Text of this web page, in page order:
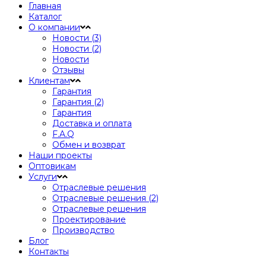
Главная
Каталог
О компании
Новости (3)
Новости (2)
Новости
Отзывы
Клиентам
Гарантия
Гарантия (2)
Гарантия
Доставка и оплата
F.A.Q
Обмен и возврат
Наши проекты
Оптовикам
Услуги
Отраслевые решения
Отраслевые решения (2)
Отраслевые решения
Проектирование
Производство
Блог
Контакты